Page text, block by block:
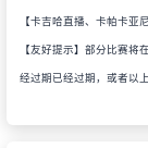
【卡吉哈直播、卡帕卡亚
【友好提示】部分比赛将
经过期已经过期，或者以